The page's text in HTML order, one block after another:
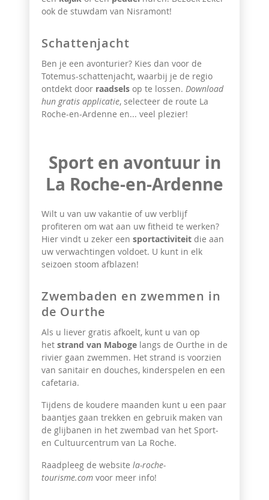
ook de stuwdam van Nisramont!
Schattenjacht
Ben je een avonturier? Kies dan voor de
Totemus-schattenjacht, waarbij je de regio
ontdekt door raadsels op te lossen. Download
hun gratis applicatie, selecteer de route La
Roche-en-Ardenne en... veel plezier!
Sport en avontuur in
La Roche-en-Ardenne
Wilt u van uw vakantie of uw verblijf
profiteren om wat aan uw fitheid te werken?
Hier vindt u zeker een sportactiviteit die aan
uw verwachtingen voldoet. U kunt in elk
seizoen stoom afblazen!
Zwembaden en zwemmen in
de Ourthe
Als u liever gratis afkoelt, kunt u van op
het strand van Maboge langs de Ourthe in de
rivier gaan zwemmen. Het strand is voorzien
van sanitair en douches, kinderspelen en een
cafetaria.
Tijdens de koudere maanden kunt u een paar
baantjes gaan trekken en gebruik maken van
de glijbanen in het zwembad van het Sport-
en Cultuurcentrum van La Roche.
Raadpleeg de website la-roche-
tourisme.com voor meer info!